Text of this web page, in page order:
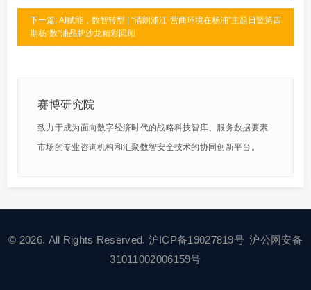
下一篇: AI赋能，数智转型 | “清朗浦江·营商环境在杨浦”主题日暨第四
期杨“数”浦品牌沙龙精彩回顾
赛博研究院
致力于成为面向数字经济时代的战略科技智库、服务数据要素
市场的专业咨询机构和汇聚数智安全技术的协同创新平台。
© 2026. All Rights Reserved. 沪ICP备19027819号 沪公网安备
31011002006159号